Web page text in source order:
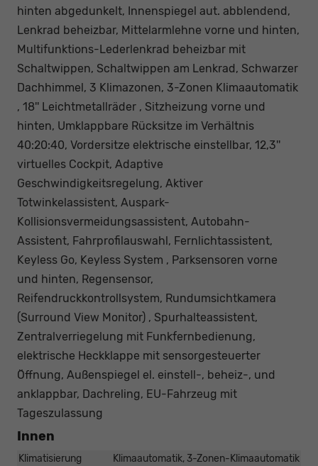
hinten abgedunkelt, Innenspiegel aut. abblendend,
Lenkrad beheizbar, Mittelarmlehne vorne und hinten,
Multifunktions-Lederlenkrad beheizbar mit
Schaltwippen, Schaltwippen am Lenkrad, Schwarzer
Dachhimmel, 3 Klimazonen, 3-Zonen Klimaautomatik
, 18'' Leichtmetallräder , Sitzheizung vorne und
hinten, Umklappbare Rücksitze im Verhältnis
40:20:40, Vordersitze elektrische einstellbar, 12,3''
virtuelles Cockpit, Adaptive
Geschwindigkeitsregelung, Aktiver
Totwinkelassistent, Auspark-
Kollisionsvermeidungsassistent, Autobahn-
Assistent, Fahrprofilauswahl, Fernlichtassistent,
Keyless Go, Keyless System , Parksensoren vorne
und hinten, Regensensor,
Reifendruckkontrollsystem, Rundumsichtkamera
(Surround View Monitor) , Spurhalteassistent,
Zentralverriegelung mit Funkfernbedienung,
elektrische Heckklappe mit sensorgesteuerter
Öffnung, Außenspiegel el. einstell-, beheiz-, und
anklappbar, Dachreling, EU-Fahrzeug mit
Tageszulassung
Innen
Klimatisierung
Klimaautomatik, 3-Zonen-Klimaautomatik